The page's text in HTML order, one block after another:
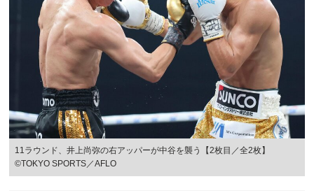
11ラウンド、井上尚弥の右アッパーが中谷を襲う【2枚目／全2枚】
©TOKYO SPORTS／AFLO